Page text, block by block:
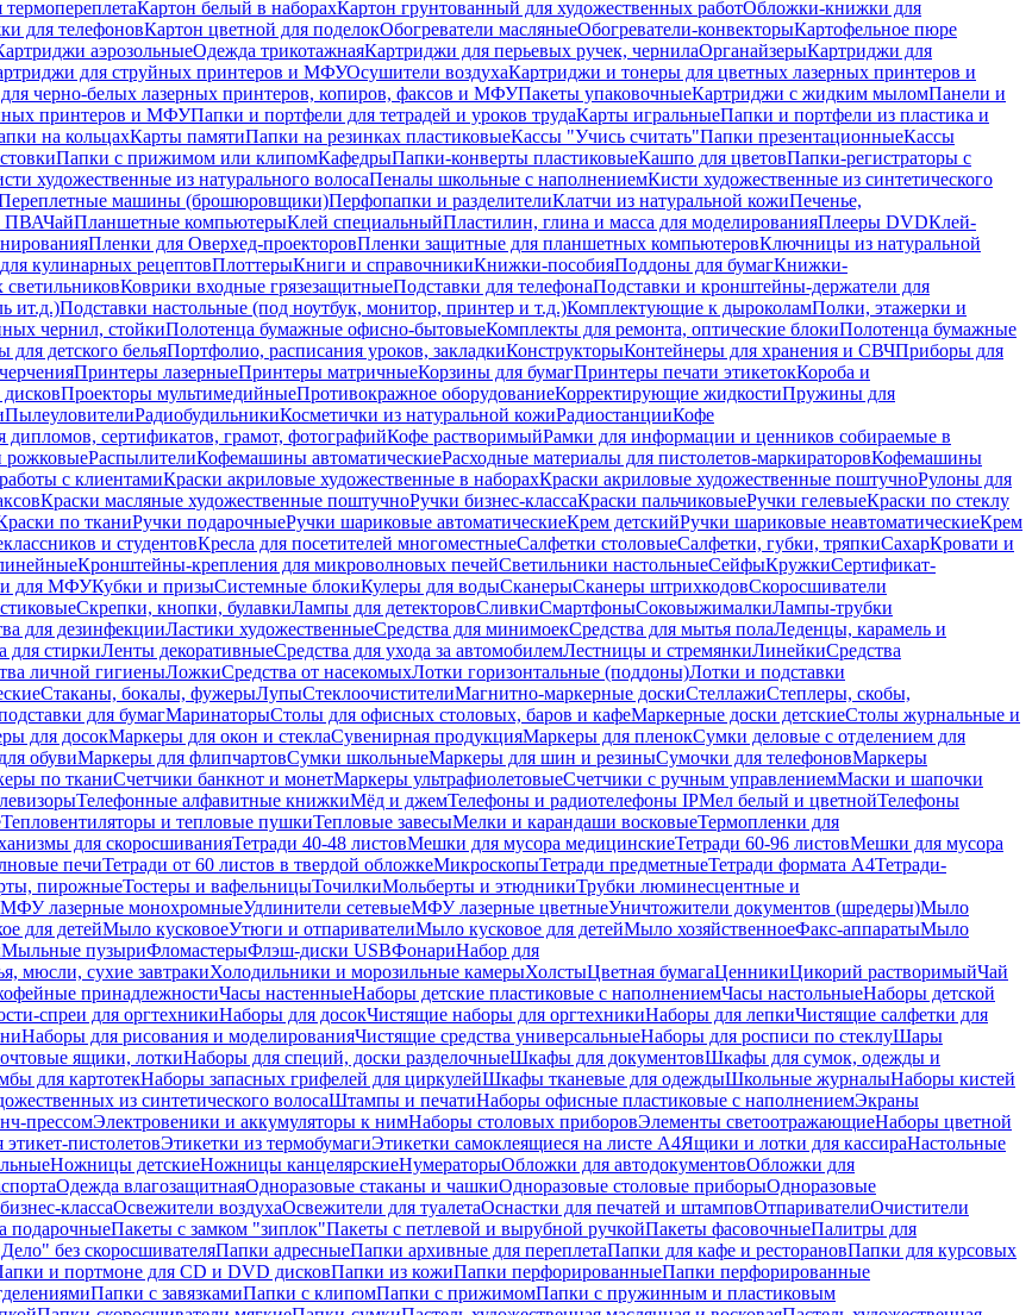
Картон белый в наборахКартон грунтованный для художественных работОбложки-книжки для
для телефоновКартон цветной для поделокОбогреватели масляныеОбогреватели-конвекторыКартофельное пюре
аэрозольныеОдежда трикотажнаяКартриджи для перьевых ручек, чернилаОрганайзерыКартриджи для
для струйных принтеров и МФУОсушители воздухаКартриджи и тонеры для цветных лазерных принтеров и
черно-белых лазерных принтеров, копиров, факсов и МФУПакеты упаковочныеКартриджи с жидким мыломПанели и
принтеров и МФУПапки и портфели для тетрадей и уроков трудаКарты игральныеПапки и портфели из пластика и
на кольцахКарты памятиПапки на резинках пластиковыеКассы "Учись считать"Папки презентационныеКассы
Папки с прижимом или клипомКафедрыПапки-конверты пластиковыеКашпо для цветовПапки-регистраторы с
художественные из натурального волосаПеналы школьные с наполнениемКисти художественные из синтетического
машины (брошюровщики)Перфопапки и разделителиКлатчи из натуральной кожиПеченье,
ПВАЧайПланшетные компьютерыКлей специальныйПластилин, глина и масса для моделированияПлееры DVDКлей-
Пленки для Оверхед-проекторовПленки защитные для планшетных компьютеровКлючницы из натуральной
кулинарных рецептовПлоттерыКниги и справочникиКнижки-пособияПоддоны для бумагКнижки-
Коврики входные грязезащитныеПодставки для телефонаПодставки и кронштейны-держатели для
ит.д.)Подставки настольные (под ноутбук, монитор, принтер и т.д.)Комплектующие к дыроколамПолки, этажерки и
чернил, стойкиПолотенца бумажные офисно-бытовыеКомплекты для ремонта, оптические блокиПолотенца бумажные
детского бельяПортфолио, расписания уроков, закладкиКонструкторыКонтейнеры для хранения и СВЧПриборы для
Принтеры лазерныеПринтеры матричныеКорзины для бумагПринтеры печати этикетокКороба и
Проекторы мультимедийныеПротивокражное оборудованиеКорректирующие жидкостиПружины для
ПылеуловителиРадиобудильникиКосметички из натуральной кожиРадиостанцииКофе
дипломов, сертификатов, грамот, фотографийКофе растворимыйРамки для информации и ценников собираемые в
рожковыеРаспылителиКофемашины автоматическиеРасходные материалы для пистолетов-маркираторовКофемашины
с клиентамиКраски акриловые художественные в наборахКраски акриловые художественные поштучноРулоны для
Краски масляные художественные поштучноРучки бизнес-классаКраски пальчиковыеРучки гелевыеКраски по стеклу
по тканиРучки подарочныеРучки шариковые автоматическиеКрем детскийРучки шариковые неавтоматическиеКрем
и студентовКресла для посетителей многоместныеСалфетки столовыеСалфетки, губки, тряпкиСахарКровати и
Кронштейны-крепления для микроволновых печейСветильники настольныеСейфыКружкиСертификат-
для МФУКубки и призыСистемные блокиКулеры для водыСканерыСканеры штрихкодовСкоросшиватели
Скрепки, кнопки, булавкиЛампы для детекторовСливкиСмартфоныСоковыжималкиЛампы-трубки
для дезинфекцииЛастики художественныеСредства для минимоекСредства для мытья полаЛеденцы, карамель и
для стиркиЛенты декоративныеСредства для ухода за автомобилемЛестницы и стремянкиЛинейкиСредства
личной гигиеныЛожкиСредства от насекомыхЛотки горизонтальные (поддоны)Лотки и подставки
Стаканы, бокалы, фужерыЛупыСтеклоочистителиМагнитно-маркерные доскиСтеллажиСтеплеры, скобы,
для бумагМаринаторыСтолы для офисных столовых, баров и кафеМаркерные доски детскиеСтолы журнальные и
для досокМаркеры для окон и стеклаСувенирная продукцияМаркеры для пленокСумки деловые с отделением для
обувиМаркеры для флипчартовСумки школьныеМаркеры для шин и резиныСумочки для телефоновМаркеры
по тканиСчетчики банкнот и монетМаркеры ультрафиолетовыеСчетчики с ручным управлениемМаски и шапочки
Телефонные алфавитные книжкиМёд и джемТелефоны и радиотелефоны IPМел белый и цветнойТелефоны
Тепловентиляторы и тепловые пушкиТепловые завесыМелки и карандаши восковыеТермопленки для
для скоросшиванияТетради 40-48 листовМешки для мусора медицинскиеТетради 60-96 листовМешки для мусора
печиТетради от 60 листов в твердой обложкеМикроскопыТетради предметныеТетради формата А4Тетради-
пирожныеТостеры и вафельницыТочилкиМольберты и этюдникиТрубки люминесцентные и
МФУ лазерные монохромныеУдлинители сетевыеМФУ лазерные цветныеУничтожители документов (шредеры)Мыло
для детейМыло кусковоеУтюги и отпаривателиМыло кусковое для детейМыло хозяйственноеФакс-аппаратыМыло
Мыльные пузыриФломастерыФлэш-диски USBФонариНабор для
мюсли, сухие завтракиХолодильники и морозильные камерыХолстыЦветная бумагаЦенникиЦикорий растворимыйЧай
принадлежностиЧасы настенныеНаборы детские пластиковые с наполнениемЧасы настольныеНаборы детской
спреи для оргтехникиНаборы для досокЧистящие наборы для оргтехникиНаборы для лепкиЧистящие салфетки для
Наборы для рисования и моделированияЧистящие средства универсальныеНаборы для росписи по стеклуШары
ящики, лоткиНаборы для специй, доски разделочныеШкафы для документовШкафы для сумок, одежды и
для картотекНаборы запасных грифелей для циркулейШкафы тканевые для одеждыШкольные журналыНаборы кистей
из синтетического волосаШтампы и печатиНаборы офисные пластиковые с наполнениемЭкраны
прессомЭлектровеники и аккумуляторы к нимНаборы столовых приборовЭлементы светоотражающиеНаборы цветной
пистолетовЭтикетки из термобумагиЭтикетки самоклеящиеся на листе А4Ящики и лотки для кассираНастольные
Ножницы детскиеНожницы канцелярскиеНумераторыОбложки для автодокументовОбложки для
Одежда влагозащитнаяОдноразовые стаканы и чашкиОдноразовые столовые приборыОдноразовые
классаОсвежители воздухаОсвежители для туалетаОснастки для печатей и штамповОтпаривателиОчистители
подарочныеПакеты с замком "зиплок"Пакеты с петлевой и вырубной ручкойПакеты фасовочныеПалитры для
без скоросшивателяПапки адресныеПапки архивные для переплетаПапки для кафе и ресторановПапки для курсовых
и портмоне для CD и DVD дисковПапки из кожиПапки перфорированныеПапки перфорированные
Папки с завязкамиПапки с клипомПапки с прижимомПапки с пружинным и пластиковым